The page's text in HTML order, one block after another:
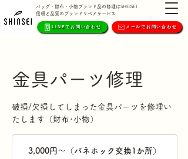
バッグ・財布・小物ブランド品の修理はSHEISEI
信頼と品質のブランドリペアサービス
LINEでお問い合わせ メールでお問い合わせ
金具パーツ修理
破損/欠損してしまった金具パーツを修理い
たします（財布･小物）
3,000
3,000円～（バネホック交換1か所）